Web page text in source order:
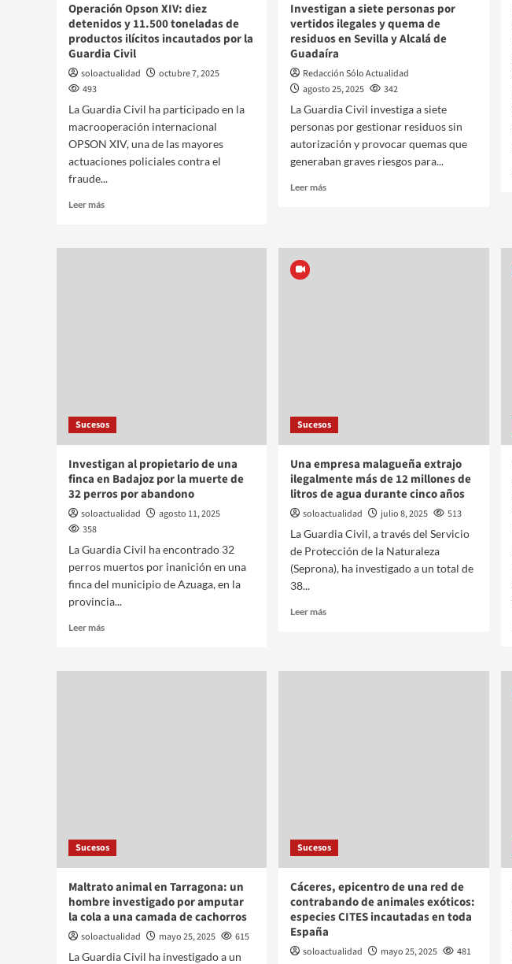
Operación Opson XIV: diez
detenidos y 11.500 toneladas de
productos ilícitos incautados por la
Guardia Civil
soloactualidad
octubre 7, 2025
493
La Guardia Civil ha participado en la
macrooperación internacional
OPSON XIV, una de las mayores
actuaciones policiales contra el
fraude...
Leer más
Investigan a siete personas por
vertidos ilegales y quema de
residuos en Sevilla y Alcalá de
Guadaíra
Redacción Sólo Actualidad
agosto 25, 2025
342
La Guardia Civil investiga a siete
personas por gestionar residuos sin
autorización y provocar quemas que
generaban graves riesgos para...
Leer más
Sucesos
Investigan al propietario de una
finca en Badajoz por la muerte de
32 perros por abandono
soloactualidad
agosto 11, 2025
358
La Guardia Civil ha encontrado 32
perros muertos por inanición en una
finca del municipio de Azuaga, en la
provincia...
Leer más
Sucesos
Una empresa malagueña extrajo
ilegalmente más de 12 millones de
litros de agua durante cinco años
soloactualidad julio 8, 2025
513
La Guardia Civil, a través del Servicio
de Protección de la Naturaleza
(Seprona), ha investigado a un total de
38...
Leer más
Sucesos
Maltrato animal en Tarragona: un
hombre investigado por amputar
la cola a una camada de cachorros
soloactualidad mayo 25, 2025
615
La Guardia Civil ha investigado a un
Sucesos
Cáceres, epicentro de una red de
contrabando de animales exóticos:
especies CITES incautadas en toda
España
soloactualidad mayo 25, 2025
481